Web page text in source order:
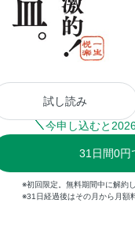
試し読み
今申し込むと
31 日間0円
※初回限定。無料期間中に解約
※31日経過後はその月から月額